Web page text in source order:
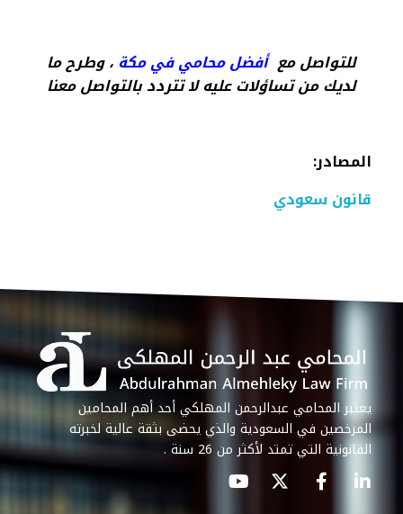
للتواصل معأفضل محامي في مكة ، وطرح ما
لديك من تساؤلات عليه لا تتردد بالتواصل معنا
المصادر:
قانون سعودي
يعتبر المحامي عبدالرحمن المهلكي أحد أهم المحامين
المرخصين في السعودية والذي يحضى بثقة عالية لخبرته
القانونية التي تمتد لأكثر من 26 سنة .